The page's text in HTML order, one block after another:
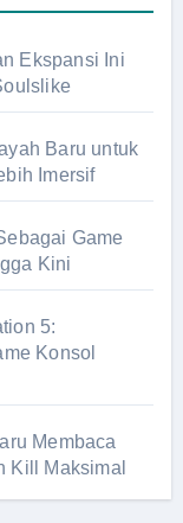
Ekspansi Ini
Baru untuk
Imersif
Game
Kini
5:
Konsol
Membaca
Kill Maksimal